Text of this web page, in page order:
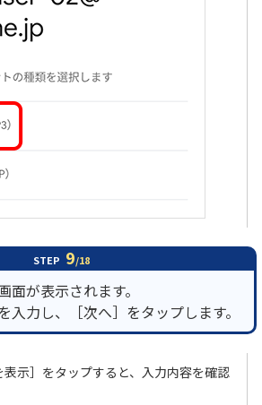
STEP 9/18
面が表示されます。
入力し、［次へ］をタップします。
表示］をタップすると、入力内容を確認